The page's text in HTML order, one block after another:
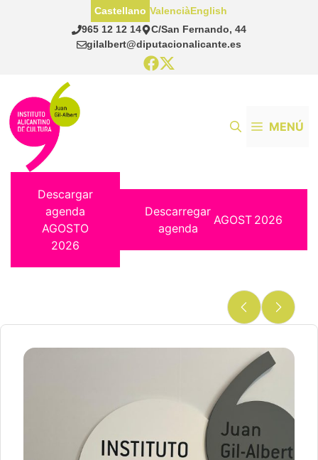
965 12 12 14
C/San Fernando, 44
gilalbert@diputacionalicante.es
Castellano ValenciàEnglish
MENÚ
Descargar
agenda
AGOSTO
2026
Descarregar
agenda
AGOST 2026